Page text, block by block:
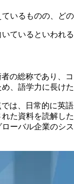
いるものの、ど
ているといわれ
の総称であり、
、語学力に長け
は、日常的に英
た資料を読解し
ーバル企業のシ